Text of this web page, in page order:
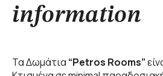
information
Τα Δωμάτια “Petros Rooms”